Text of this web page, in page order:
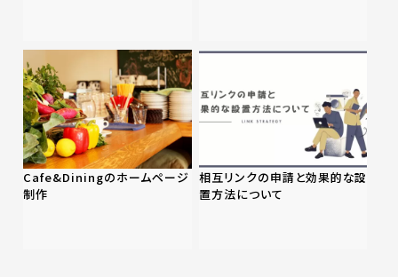
Cafe&Diningのホームページ
制作
相互リンクの申請と効果的な設
置方法について